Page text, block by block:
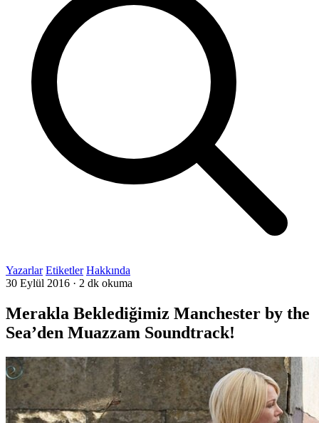
Yazarlar Etiketler Hakkında
30 Eylül 2016 · 2 dk okuma
Merakla Beklediğimiz Manchester by the
Sea’den Muazzam Soundtrack!